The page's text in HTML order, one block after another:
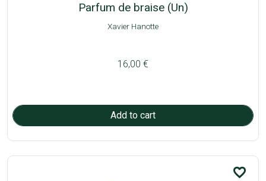
Parfum de braise (Un)
Xavier Hanotte
16,00 €
favorite_border